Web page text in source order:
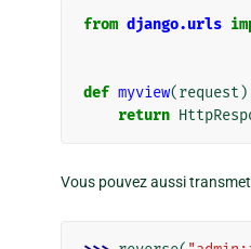
from django.urls
def myview(request
return
Vous pouvez aussi